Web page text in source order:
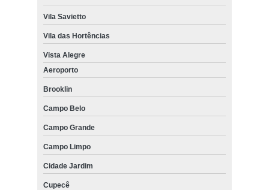
Vila Savietto
Vila das Hortências
Vista Alegre
Aeroporto
Brooklin
Campo Belo
Campo Grande
Campo Limpo
Cidade Jardim
Cupecê